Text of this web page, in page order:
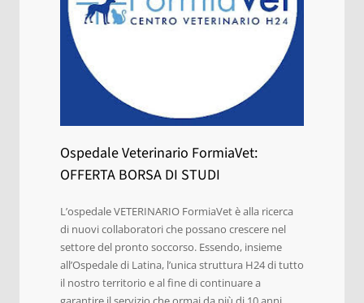
Ospedale Veterinario FormiaVet:
OFFERTA BORSA DI STUDI
L’ospedale VETERINARIO FormiaVet è alla ricerca
di nuovi collaboratori che possano crescere nel
settore del pronto soccorso. Essendo, insieme
all’Ospedale di Latina, l’unica struttura H24 di tutto
il nostro territorio e al fine di continuare a